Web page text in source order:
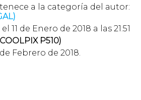
a la categoría del autor:
11 de Enero de 2018 a las 21:51
P510)
Febrero de 2018.